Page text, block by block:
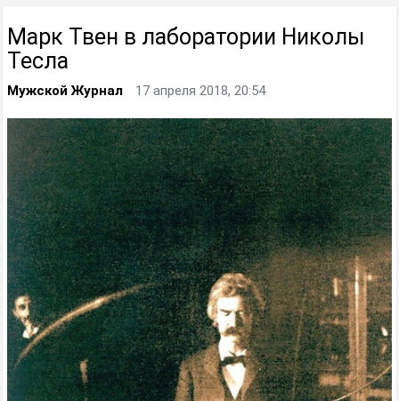
Марк Твен в лаборатории Николы
Тесла
Мужской Журнал 17 апреля 2018, 20:54